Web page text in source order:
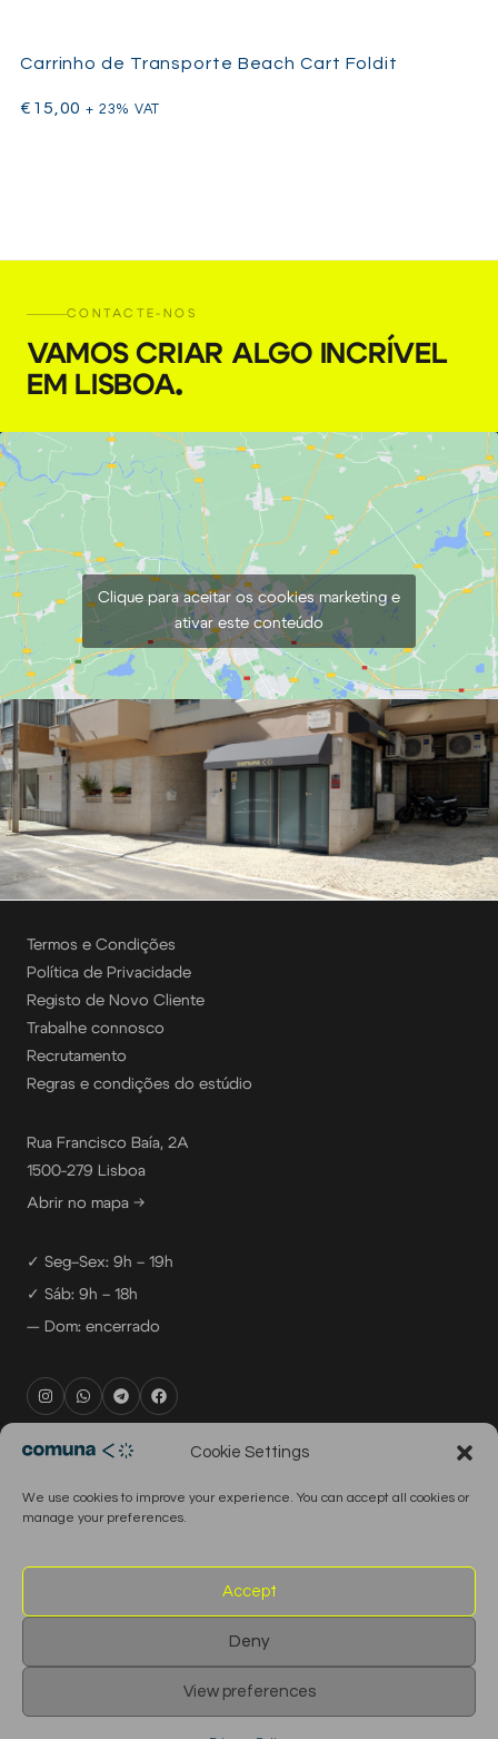
Cookie Settings
We use cookies to improve your experience. You can accept all cookies or
manage your preferences.
Accept
Deny
View preferences
Carrinho de Transporte Beach Cart Foldit
€ 15,00 + 23% VAT
CONTACTE-NOS
VAMOS CRIAR ALGO INCRÍVEL
EM LISBOA.
Clique para aceitar os cookies marketing e
ativar este conteúdo
Termos e Condições
Política de Privacidade
Registo de Novo Cliente
Trabalhe connosco
Recrutamento
Regras e condições do estúdio
Rua Francisco Baía, 2A
1500-279 Lisboa
Abrir no mapa →
✓ Seg–Sex: 9h – 19h
✓ Sáb: 9h – 18h
— Dom: encerrado
rental@comuna.pt
production@comuna.pt
English Português